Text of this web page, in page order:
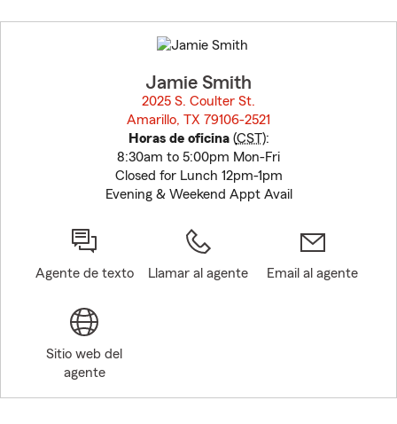
to
before
Jamie Smith
2025 S. Coulter St.
Amarillo, TX 79106-2521
Horas de oficina(CST):
8:30am to 5:00pm Mon-Fri
Closed for Lunch 12pm-1pm
Evening & Weekend Appt Avail
Agente de texto Llamar al agente Email al agente
Sitio web del
agente